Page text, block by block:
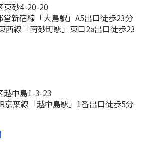
東砂4-20-20
営新宿線「大島駅」A5出口徒歩23分
西線「南砂町駅」東口2a出口徒歩23
越中島1-3-23
京葉線「越中島駅」1番出口徒歩5分